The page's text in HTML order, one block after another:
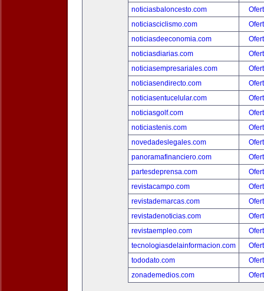
noticiasbaloncesto.com
noticiasciclismo.com
noticiasdeeconomia.com
noticiasdiarias.com
noticiasempresariales.com
noticiasendirecto.com
noticiasentucelular.com
noticiasgolf.com
noticiastenis.com
novedadeslegales.com
panoramafinanciero.com
partesdeprensa.com
revistacampo.com
revistademarcas.com
revistadenoticias.com
revistaempleo.com
tecnologiasdelainformacion.com
tododato.com
zonademedios.com